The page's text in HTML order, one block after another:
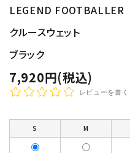
LEGEND FOOTBALLER
クルースウェット
ブラック
7,920円(税込)
レビューを書く
S M